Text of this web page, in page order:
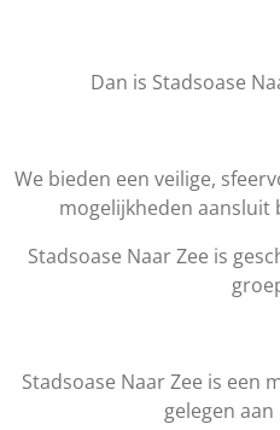
Dan is Stadsoase
We bieden een veilige,
mogelijkheden aansluit
Stadsoase Naar Zee is
Stadsoase Naar Zee is een
gelegen